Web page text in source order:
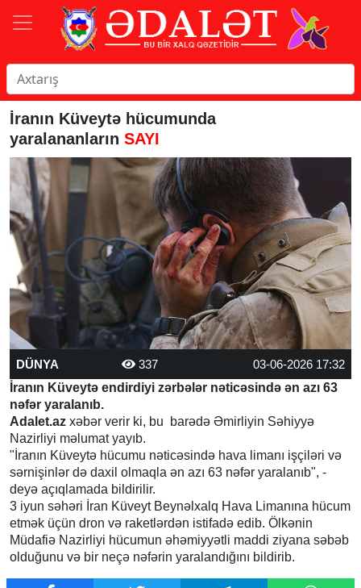
İranın Küveytə hücumunda
yaralananların SAYI
DÜNYA 337
03-06-2026 17:32
İranın Küveytə endirdiyi zərbələr nəticəsində ən azı 63
nəfər yaralanıb.
Adalet.az xəbər verir ki, bu barədə Əmirliyin Səhiyyə
Nazirliyi məlumat yayıb.
"İranın Küveytə hücumu nəticəsində hava limanı işçiləri və
sərnişinlər də daxil olmaqla ən azı 63 nəfər yaralanıb", -
deyə açıqlamada bildirilir.
3 iyun səhəri İran Küveyt Beynəlxalq Hava Limanına hücum
etmək üçün dron və raketlərdən istifadə edib. Ölkənin
Müdafiə Nazirliyi hücumun əhəmiyyətli maddi ziyana səbəb
olduğunu və bir neçə nəfərin yaralandığını bildirib.